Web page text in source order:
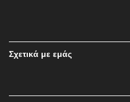
Σχετικά με εμάς